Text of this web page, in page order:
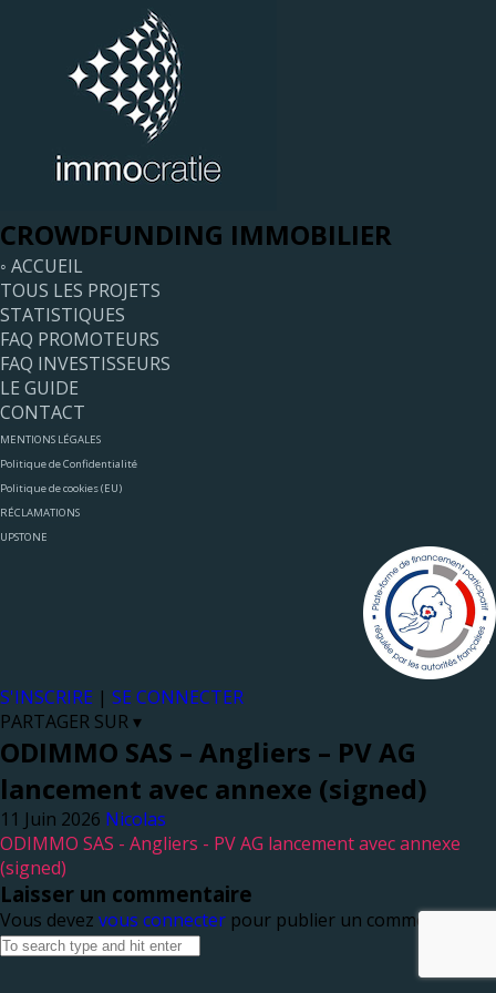
CROWDFUNDING IMMOBILIER
◦ ACCUEIL
TOUS LES PROJETS
STATISTIQUES
FAQ PROMOTEURS
FAQ INVESTISSEURS
LE GUIDE
CONTACT
MENTIONS LÉGALES
Politique de Confidentialité
Politique de cookies (EU)
RÉCLAMATIONS
UPSTONE
S'INSCRIRE | SE CONNECTER
PARTAGER SUR ▾
ODIMMO SAS – Angliers – PV AG
lancement avec annexe (signed)
Nicolas
ODIMMO SAS - Angliers - PV AG lancement avec annexe
(signed)
Laisser un commentaire
Vous devez vous connecter pour publier un commentaire.